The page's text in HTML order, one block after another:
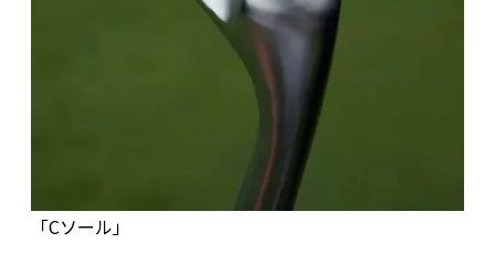
「Cソール」